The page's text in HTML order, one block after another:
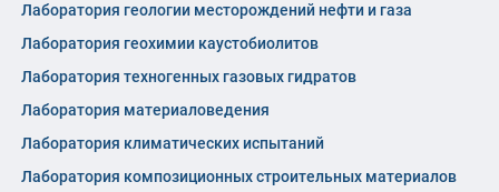
Лаборатория геологии месторождений нефти и газа
Лаборатория геохимии каустобиолитов
Лаборатория техногенных газовых гидратов
Лаборатория материаловедения
Лаборатория климатических испытаний
Лаборатория композиционных строительных материалов